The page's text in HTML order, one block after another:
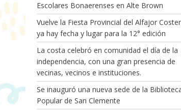
Escolares Bonaerenses en Alte Brown
Vuelve la Fiesta Provincial del Alfajor
ya hay fecha y lugar para la 12° edición
La costa celebró en comunidad el día de la
independencia, con una gran presencia de
vecinas, vecinos e instituciones.
Se inauguró una nueva sede de la
Popular de San Clemente